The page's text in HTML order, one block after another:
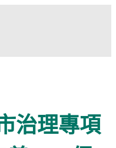
治理專項